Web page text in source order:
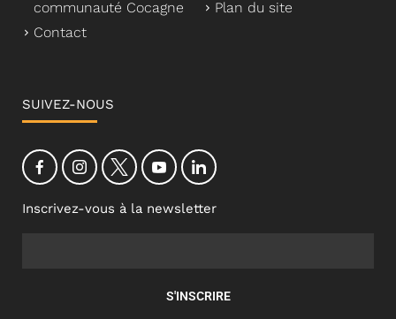
communauté Cocagne
Contact
Plan du site
SUIVEZ-NOUS
Inscrivez-vous à la newsletter
S'INSCRIRE